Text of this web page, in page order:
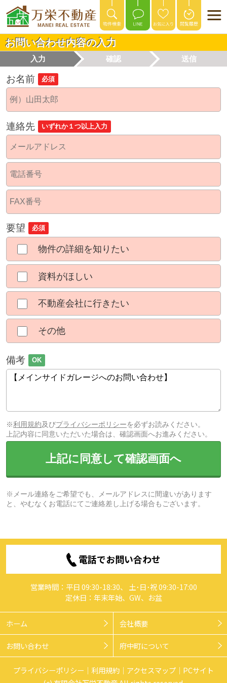
お問い合わせ内容の入力
入力 確認 送信
お名前 必須
連絡先 いずれか１つ以上入力
要望 必須
物件の詳細を知りたい
資料がほしい
不動産会社に行きたい
その他
備考 OK
※利用規約及びプライバシーポリシーを必ずお読みください。
上記内容に同意いただいた場合は、確認画面へお進みください。
上記に同意して確認画面へ
※メール連絡をご希望でも、メールアドレスに間違いがあります
と、やむなくお電話にてご連絡差し上げる場合もございます。
電話でお問い合わせ
営業時間：平日 09:30-18:30、 土･日･祝 09:30-17:00
定休日：年末年始、GW、お盆
ホーム 会社概要
お問い合わせ 府中町について
プライバシーポリシー 利用規約 アクセスマップ
PCサイト